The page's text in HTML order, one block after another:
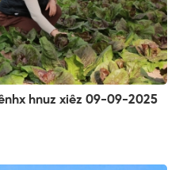
hnuz xiêz 09-09-2025